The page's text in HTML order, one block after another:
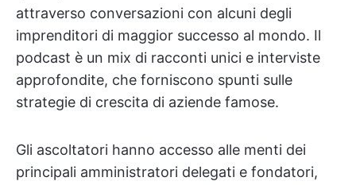
attraverso conversazioni con alcuni degli
imprenditori di maggior successo al mondo. Il
podcast è un mix di racconti unici e interviste
approfondite, che forniscono spunti sulle
strategie di crescita di aziende famose.
Gli ascoltatori hanno accesso alle menti dei
principali amministratori delegati e fondatori,